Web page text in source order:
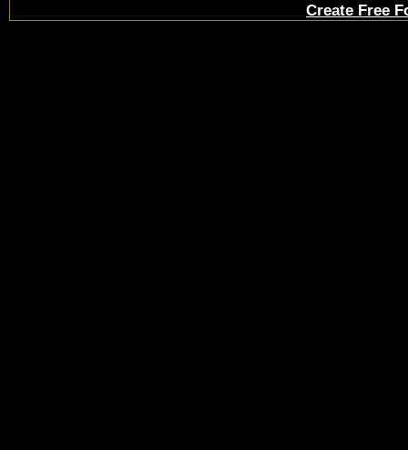
Create Free